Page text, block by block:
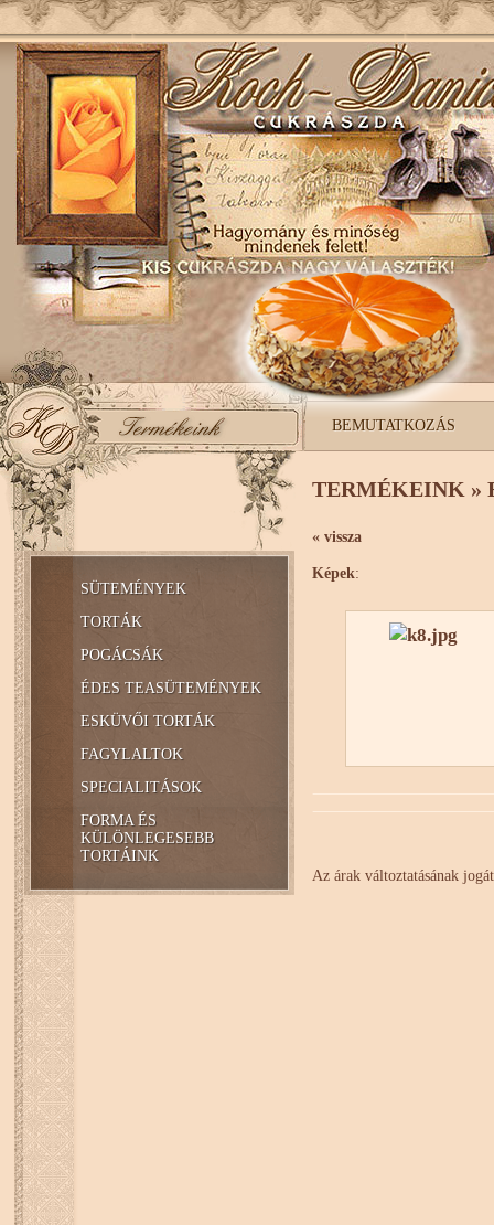
BEMUTATKOZÁS
SÜTEMÉNYEK
TORTÁK
POGÁCSÁK
ÉDES TEASÜTEMÉNYEK
ESKÜVŐI TORTÁK
FAGYLALTOK
SPECIALITÁSOK
FORMA ÉS
KÜLÖNLEGESEBB
TORTÁINK
TERMÉKEINK »
« vissza
Képek:
Az árak változtatásának